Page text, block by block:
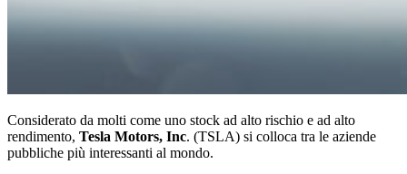
Considerato da molti come uno stock ad alto rischio e ad alto
rendimento, Tesla Motors, Inc. (TSLA) si colloca tra le aziende
pubbliche più interessanti al mondo.